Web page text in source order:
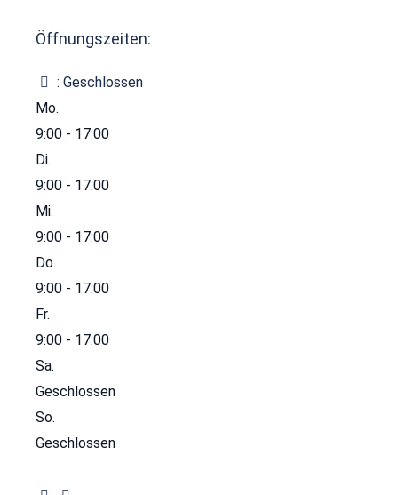
Öffnungszeiten:
: Geschlossen
Mo.
9:00 - 17:00
Di.
9:00 - 17:00
Mi.
9:00 - 17:00
Do.
9:00 - 17:00
Fr.
9:00 - 17:00
Sa.
Geschlossen
So.
Geschlossen